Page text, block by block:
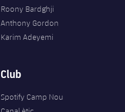
Roony Bardghji
Anthony Gordon
Karim Adeyemi
Club
Spotify Camp Nou